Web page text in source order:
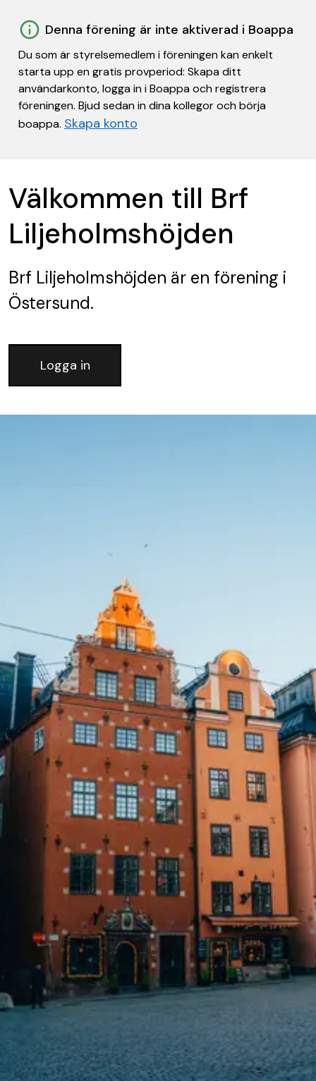
Denna förening är inte aktiverad i Boappa
Du som är styrelsemedlem i föreningen kan enkelt
starta upp en gratis provperiod: Skapa ditt
användarkonto, logga in i Boappa och registrera
föreningen. Bjud sedan in dina kollegor och börja
boappa. Skapa konto
Välkommen till Brf
Liljeholmshöjden
Brf Liljeholmshöjden är en förening i
Östersund.
Logga in